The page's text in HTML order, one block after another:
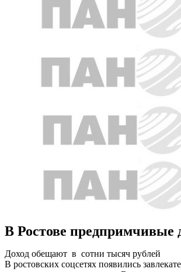
В Ростове предпримчивые
Доход обещают в сотни тысяч рублей
В ростовских соцсетях появились